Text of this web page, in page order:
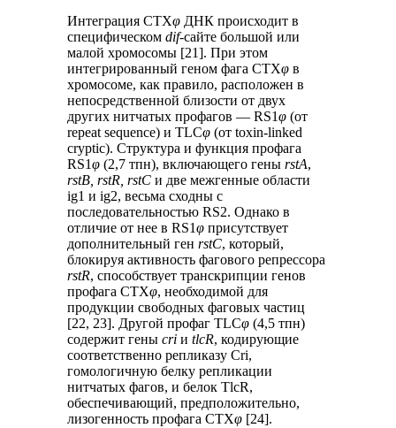
Интеграция CTXφ ДНК происходит в
специфическомdif-сайте большой или
малой хромосомы [21]. При этом
интегрированный геном фага CTXφ в
хромосоме, как правило, расположен в
непосредственной близости от двух
других нитчатых профагов — RS1φ (от
repeat sequence) и TLCφ (от toxin-linked
cryptic). Структура и функция профага
RS1φ (2,7 тпн), включающего геныrstA,
rstB, rstR, rstC и две межгенные области
ig1 и ig2, весьма сходны с
последовательностью RS2. Однако в
отличие от нее в RS1φ присутствует
дополнительный генrstC, который,
блокируя активность фагового репрессора
rstR, способствует транскрипции генов
профага CTXφ, необходимой для
продукции свободных фаговых частиц
[22, 23]. Другой профаг TLCφ (4,5 тпн)
содержит геныcri иtlcR, кодирующие
соответственно репликазу Cri,
гомологичную белку репликации
нитчатых фагов, и белок TlcR,
обеспечивающий, предположительно,
лизогенность профага CTXφ [24].